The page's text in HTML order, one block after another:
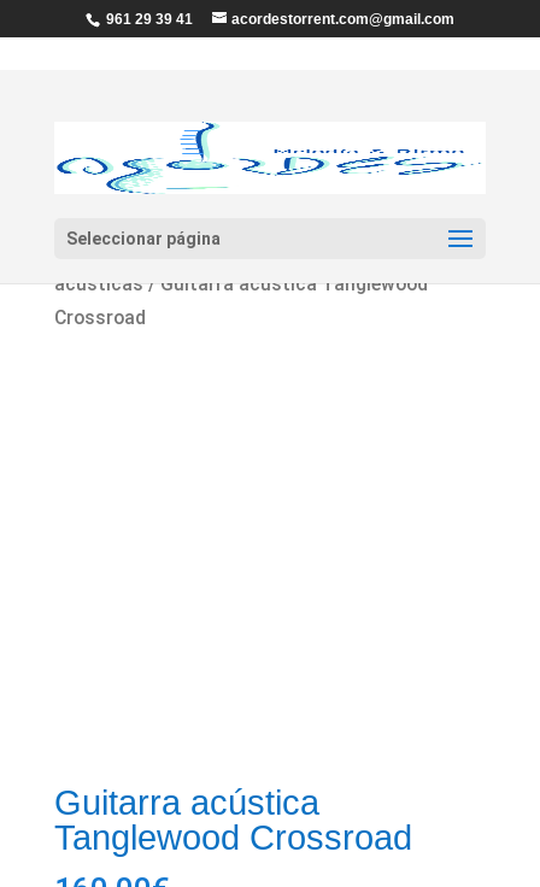
961 29 39 41 acordestorrent.com@gmail.com
Seleccionar página
Inicio/Guitarras y Bajos
acústicas/ Guitarra acústica Tanglewood
Crossroad
Guitarra acústica
Tanglewood Crossroad